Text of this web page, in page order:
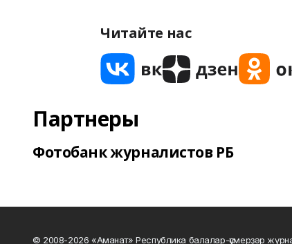
Читайте нас
Партнеры
Фотобанк журналистов РБ
© 2008-2026 «Аманат» Республика балалар-үҫмерҙәр